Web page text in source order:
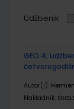
Udžbenik
GEO 4;
Autor(i):
Nakladnik: